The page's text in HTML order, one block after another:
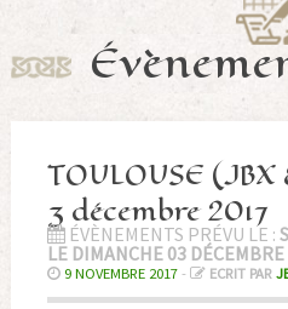
TOULOUSE
3 décembre 2017
ÉVÈNEMENTS PRÉVU LE :
LE DIMANCHE 03 DÉCEMBRE
9 NOVEMBRE 2017- ECRIT PAR